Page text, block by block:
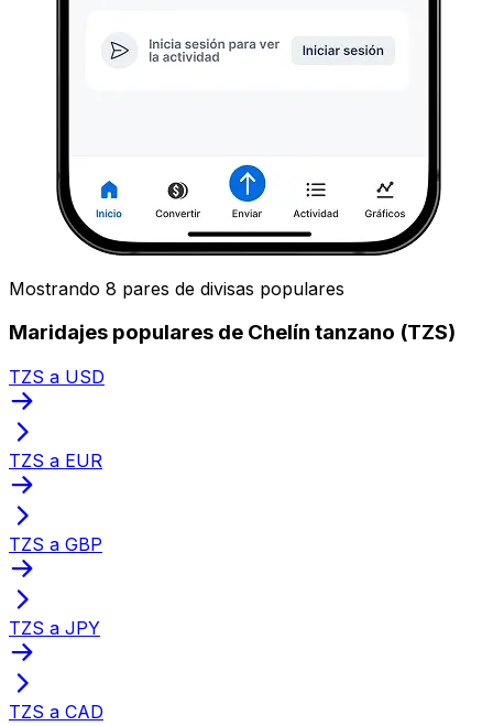
Mostrando 8 pares de divisas populares
Maridajes populares de Chelín tanzano (TZS)
TZS a USD
TZS a EUR
TZS a GBP
TZS a JPY
TZS a CAD